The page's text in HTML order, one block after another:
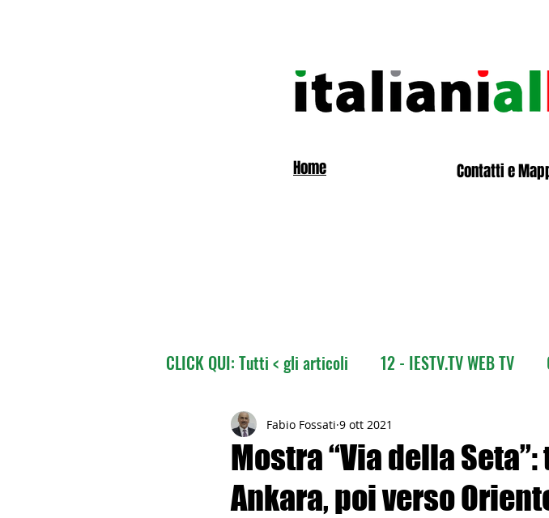
Home Contatti e
CLICK QUI: Tutti < gli articoli 12 - IESTV.TV WEB TV
02 - TURISMO DELLE RADICI
04 - ITALIANI ALL'ESTERO Europa 05 - ITALIANI
Mostra “Via della
Ankara, poi verso
Fabio Fossati 9 ott 2021